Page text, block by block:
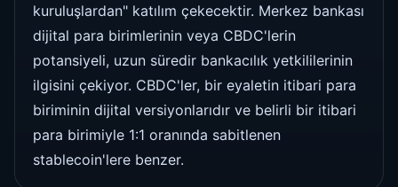
kuruluşlardan" katılım çekecektir. Merkez bankası
dijital para birimlerinin veya CBDC'lerin
potansiyeli, uzun süredir bankacılık yetkililerinin
ilgisini çekiyor. CBDC'ler, bir eyaletin itibari para
biriminin dijital versiyonlarıdır ve belirli bir itibari
para birimiyle 1:1 oranında sabitlenen
stablecoin'lere benzer.